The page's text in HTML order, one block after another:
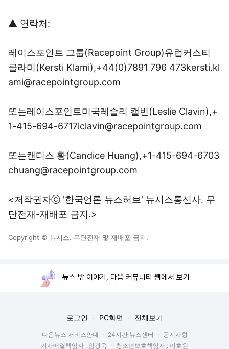
▲ 연락처:
레이스포인트 그룹(Racepoint Group)유럽커스티
클라미(Kersti Klami),+44(0)7891 796 473kersti.kl
ami@racepointgroup.com
또는레이스포인트미국레슬리 캘빈(Leslie Clavin),+
1-415-694-6717lclavin@racepointgroup.com
또는캔디스 황(Candice Huang),+1-415-694-6703
chuang@racepointgroup.com
<저작권자ⓒ '한국언론 뉴스허브' 뉴시스통신사. 무
단전재-재배포 금지.>
Copyright © 뉴시스. 무단전재 및 재배포 금지.
뉴스 밖 이야기, 다음 커뮤니티 웹에서 보기
로그인 PC화면 전체보기
다음뉴스 서비스안내 24시간 뉴스센터
공지사항
기사배열책임자 : 임광욱
청소년보호책임자 : 이호원